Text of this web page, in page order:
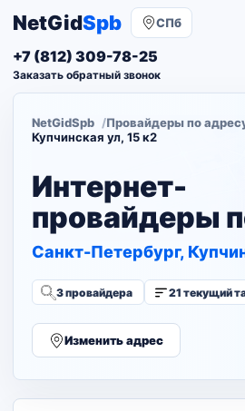
NetGidSpb СПб
+7 (812) 309-78-25
Заказать обратный звонок
NetGidSpb
Провайдеры по
Купчинская ул, 15 к2
Интернет-
провайдеры
Санкт-Петербург,
3 провайдера 21 текущий
Изменить адрес